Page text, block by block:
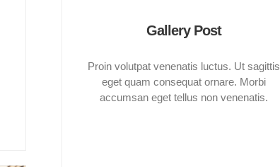
Gallery Post
Proin volutpat venenatis luctus. Ut sagittis
eget quam consequat ornare. Morbi
accumsan eget tellus non venenatis.